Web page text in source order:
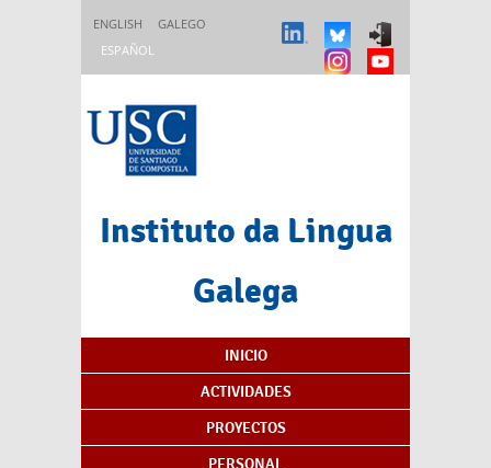
ENGLISH
GALEGO
ESPAÑOL
Instituto da Lingua
Galega
Índice de contenidos
INICIO
ACTIVIDADES
PROYECTOS
PERSONAL